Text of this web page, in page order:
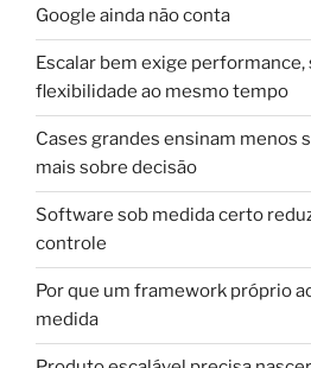
Google ainda não conta
Escalar bem exige performance,
flexibilidade ao mesmo tempo
Cases grandes ensinam menos
mais sobre decisão
Software sob medida certo
controle
Por que um framework próprio
medida